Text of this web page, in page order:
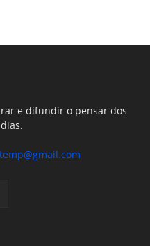
e difundir o pensar dos